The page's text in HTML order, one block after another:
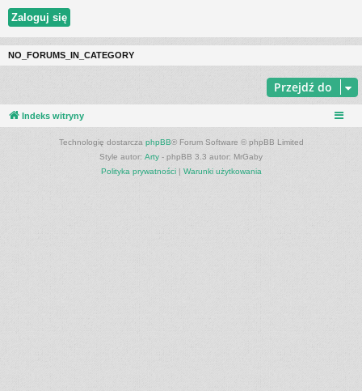
NO_FORUMS_IN_CATEGORY
Przejdź do
Indeks witryny
Technologię dostarcza phpBB® Forum Software © phpBB Limited
Style autor: Arty - phpBB 3.3 autor: MrGaby
Polityka prywatności| Warunki użytkowania